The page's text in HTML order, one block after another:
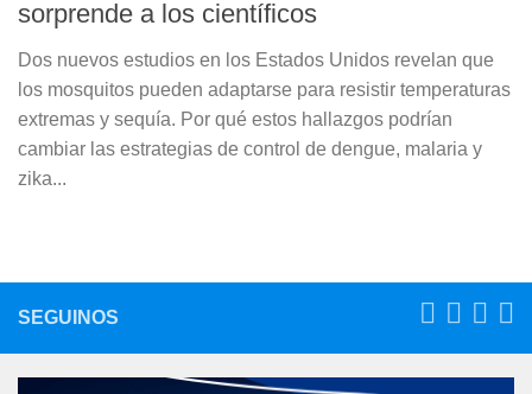
sorprende a los científicos
Dos nuevos estudios en los Estados Unidos revelan que
los mosquitos pueden adaptarse para resistir temperaturas
extremas y sequía. Por qué estos hallazgos podrían
cambiar las estrategias de control de dengue, malaria y
zika...
SEGUINOS